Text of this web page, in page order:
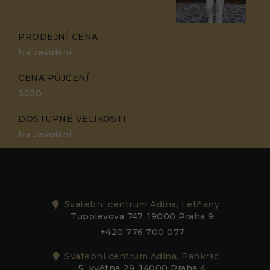
PRODEJNÍ CENA
Na zavolání
CENA PŮJČENÍ
3500
DOSTUPNÉ VELIKOSTI
Na zavolání
Svatební centrum Adina, Letňany
Tupolevova 747, 19000 Praha 9
+420 776 700 077
Svatební centrum Adina, Pankrác
cookie
nejsou
Jsou
pro